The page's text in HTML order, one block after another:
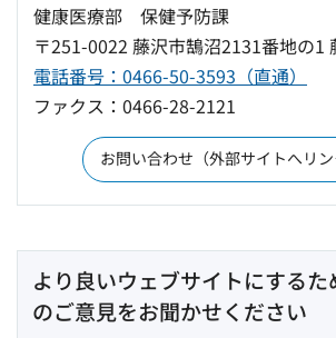
健康医療部 保健予防課
〒251-0022 藤沢市鵠沼2131番地の1
電話番号：0466-50-3593（直通）
ファクス：0466-28-2121
お問い合わせ（外部サイトへリン
より良いウェブサイトにするた
のご意見をお聞かせください